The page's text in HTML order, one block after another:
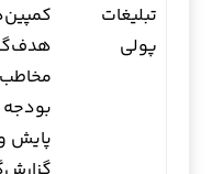
تبلیغات
پولی
بودجه
پایش